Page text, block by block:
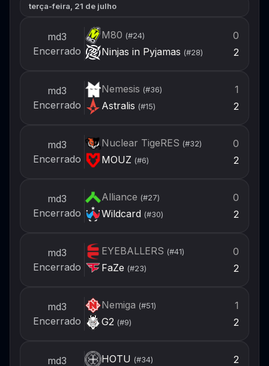
Criar conta
terça-feira, 21 de julho
md3
Encerrado
M80 (#24)
0
Ninjas in Pyjamas (#28) 2
md3
Encerrado
Nemesis (#36)
1
Astralis (#15) 2
md3
Encerrado
Nuclear TigeRES (#32)
0
MOUZ (#6) 2
md3
Encerrado
Alliance (#27)
0
Wildcard (#30) 2
md3
Encerrado
EYEBALLERS (#41)
0
FaZe (#23) 2
md3
Encerrado
Nemiga (#51)
1
G2(#9) 2
md3 HOTU (#34) 2